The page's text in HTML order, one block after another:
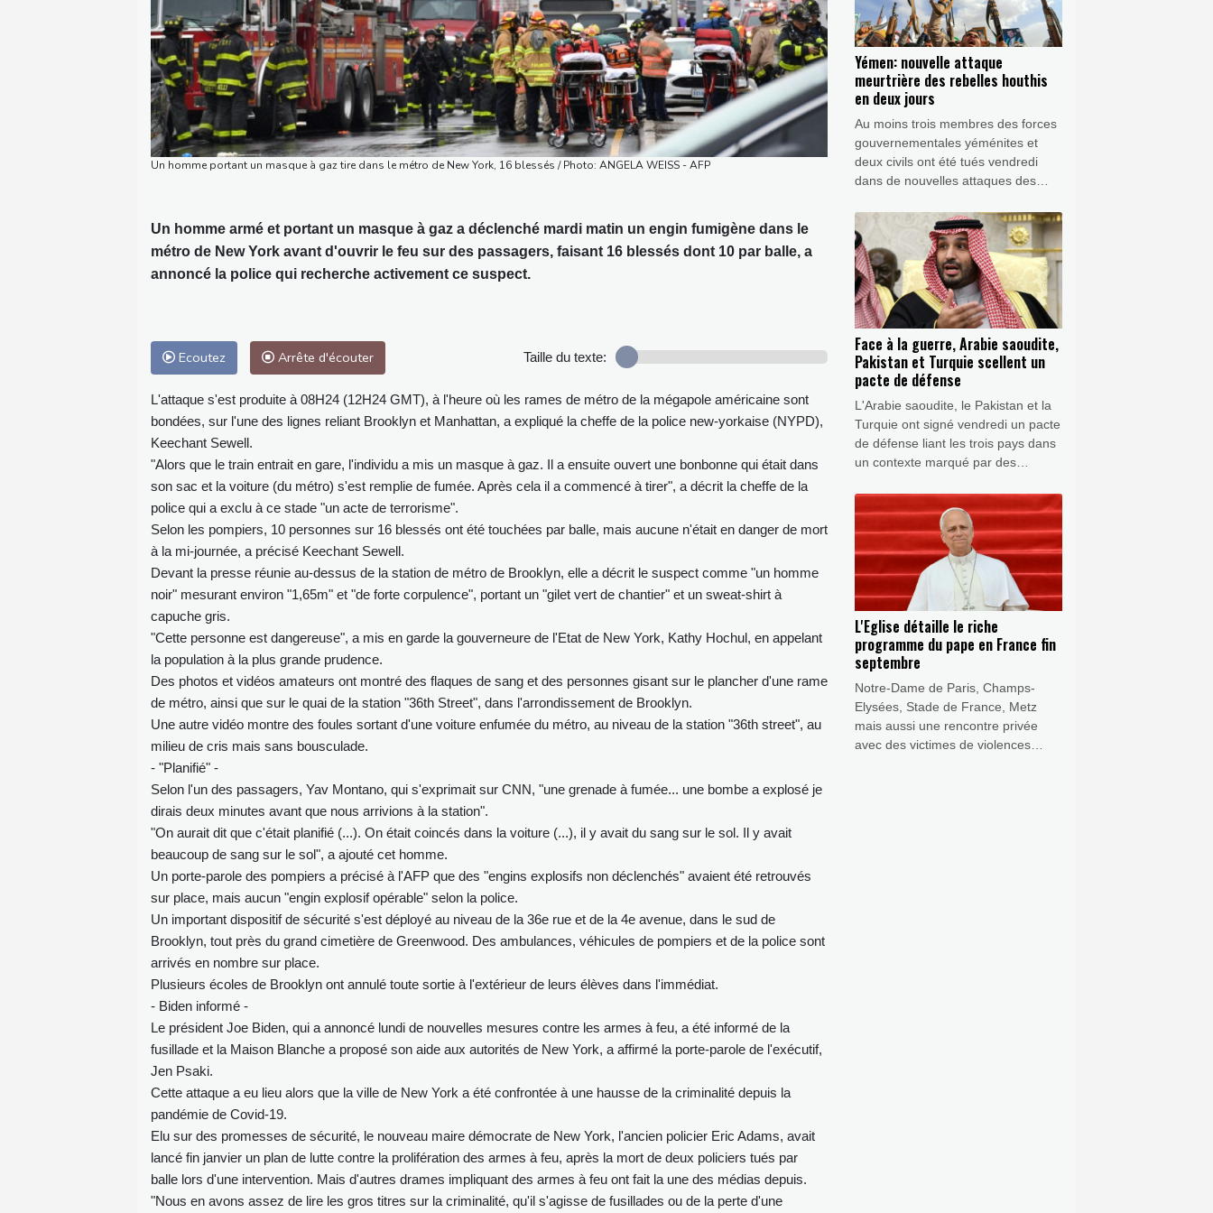
Un homme portant un masque à gaz tire dans le métro de New York, 16 blessés / Photo: ANGELA WEISS - AFP
Un homme armé et portant un masque à gaz a déclenché mardi matin un engin fumigène dans le
métro de New York avant d'ouvrir le feu sur des passagers, faisant 16 blessés dont 10 par balle, a
annoncé la police qui recherche activement ce suspect.
Ecoutez Arrête d'écouter Taille du texte:
L'attaque s'est produite à 08H24 (12H24 GMT), à l'heure où les rames de métro de la mégapole américaine sont
bondées, sur l'une des lignes reliant Brooklyn et Manhattan, a expliqué la cheffe de la police new-yorkaise (NYPD),
Keechant Sewell.
"Alors que le train entrait en gare, l'individu a mis un masque à gaz. Il a ensuite ouvert une bonbonne qui était dans
son sac et la voiture (du métro) s'est remplie de fumée. Après cela il a commencé à tirer", a décrit la cheffe de la
police qui a exclu à ce stade "un acte de terrorisme".
Selon les pompiers, 10 personnes sur 16 blessés ont été touchées par balle, mais aucune n'était en danger de mort
à la mi-journée, a précisé Keechant Sewell.
Devant la presse réunie au-dessus de la station de métro de Brooklyn, elle a décrit le suspect comme "un homme
noir" mesurant environ "1,65m" et "de forte corpulence", portant un "gilet vert de chantier" et un sweat-shirt à
capuche gris.
"Cette personne est dangereuse", a mis en garde la gouverneure de l'Etat de New York, Kathy Hochul, en appelant
la population à la plus grande prudence.
Des photos et vidéos amateurs ont montré des flaques de sang et des personnes gisant sur le plancher d'une rame
de métro, ainsi que sur le quai de la station "36th Street", dans l'arrondissement de Brooklyn.
Une autre vidéo montre des foules sortant d'une voiture enfumée du métro, au niveau de la station "36th street", au
milieu de cris mais sans bousculade.
- "Planifié" -
Selon l'un des passagers, Yav Montano, qui s'exprimait sur CNN, "une grenade à fumée... une bombe a explosé je
dirais deux minutes avant que nous arrivions à la station".
"On aurait dit que c'était planifié (...). On était coincés dans la voiture (...), il y avait du sang sur le sol. Il y avait
beaucoup de sang sur le sol", a ajouté cet homme.
Un porte-parole des pompiers a précisé à l'AFP que des "engins explosifs non déclenchés" avaient été retrouvés
sur place, mais aucun "engin explosif opérable" selon la police.
Un important dispositif de sécurité s'est déployé au niveau de la 36e rue et de la 4e avenue, dans le sud de
Brooklyn, tout près du grand cimetière de Greenwood. Des ambulances, véhicules de pompiers et de la police sont
arrivés en nombre sur place.
Plusieurs écoles de Brooklyn ont annulé toute sortie à l'extérieur de leurs élèves dans l'immédiat.
- Biden informé -
Le président Joe Biden, qui a annoncé lundi de nouvelles mesures contre les armes à feu, a été informé de la
fusillade et la Maison Blanche a proposé son aide aux autorités de New York, a affirmé la porte-parole de l'exécutif,
Jen Psaki.
Cette attaque a eu lieu alors que la ville de New York a été confrontée à une hausse de la criminalité depuis la
pandémie de Covid-19.
Elu sur des promesses de sécurité, le nouveau maire démocrate de New York, l'ancien policier Eric Adams, avait
lancé fin janvier un plan de lutte contre la prolifération des armes à feu, après la mort de deux policiers tués par
balle lors d'une intervention. Mais d'autres drames impliquant des armes à feu ont fait la une des médias depuis.
"Nous en avons assez de lire les gros titres sur la criminalité, qu'il s'agisse de fusillades ou de la perte d'une
Yémen: nouvelle attaque
meurtrière des rebelles houthis
en deux jours
Au moins trois membres des forces
gouvernementales yéménites et
deux civils ont été tués vendredi
dans de nouvelles attaques des
riche en pétrole, au lendemain des
frappes les plus meurtrières depuis
la trêve de 2022.
Face à la guerre, Arabie saoudite,
Pakistan et Turquie scellent un
pacte de défense
L'Arabie saoudite, le Pakistan et la
Turquie ont signé vendredi un pacte
de défense liant les trois pays dans
un contexte marqué par des
saoudien et la guerre au Moyen-
Orient.
L'Eglise détaille le riche
programme du pape en France fin
septembre
Notre-Dame de Paris, Champs-
Elysées, Stade de France, Metz
mais aussi une rencontre privée
avec des victimes de violences